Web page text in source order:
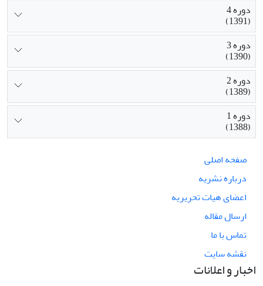
دوره 4
(1391)
دوره 3
(1390)
دوره 2
(1389)
دوره 1
(1388)
صفحه اصلی
درباره نشریه
اعضای هیات تحریریه
ارسال مقاله
تماس با ما
نقشه سایت
اخبار و اعلانات